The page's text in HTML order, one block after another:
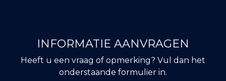
INFORMATIE AANVRAGEN
Heeft u een vraag of opmerking? Vul dan het
onderstaande formulier in.